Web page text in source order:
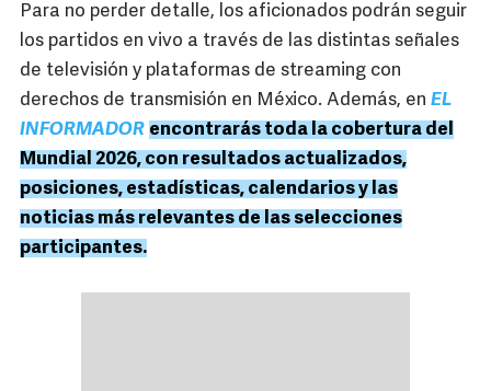
Para no perder detalle, los aficionados podrán seguir
los partidos en vivo a través de las distintas señales
de televisión y plataformas de streaming con
derechos de transmisión en México. Además, en EL
INFORMADOR encontrarás toda la cobertura del
Mundial 2026, con resultados actualizados,
posiciones, estadísticas, calendarios y las
noticias más relevantes de las selecciones
participantes.